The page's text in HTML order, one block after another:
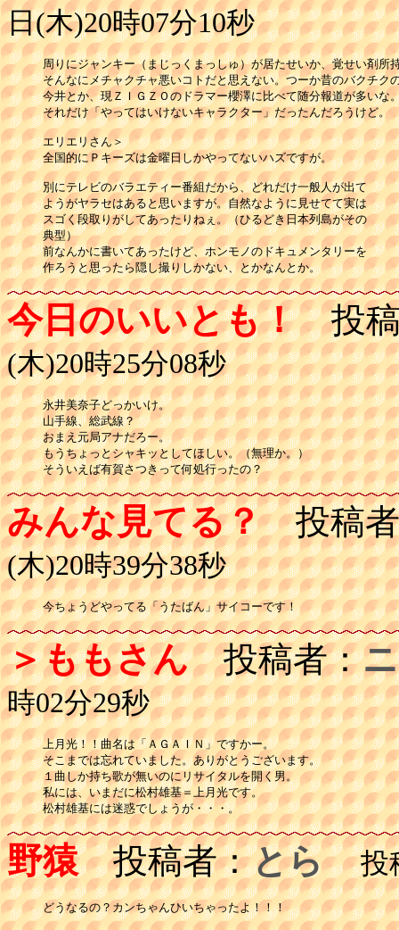
日(木)20時07分10秒
周りにジャンキー（まじっくまっしゅ）が居たせいか、覚せい剤所
そんなにメチャクチャ悪いコトだと思えない。つーか昔のバクチク
今井とか、現ＺＩＧＺＯのドラマー櫻澤に比べて随分報道が多いな
それだけ「やってはいけないキャラクター」だったんだろうけど。
エリエリさん＞
全国的にＰキーズは金曜日しかやってないハズですが。
別にテレビのバラエティー番組だから、どれだけ一般人が出て
ようがヤラセはあると思いますが。自然なように見せてて実は
スゴく段取りがしてあったりねぇ。（ひるどき日本列島がその
典型）
前なんかに書いてあったけど、ホンモノのドキュメンタリーを
作ろうと思ったら隠し撮りしかない、とかなんとか。
今日のいいとも！投稿
(木)20時25分08秒
永井美奈子どっかいけ。
山手線、総武線？
おまえ元局アナだろー。
もうちょっとシャキッとしてほしい。（無理か。）
そういえば有賀さつきって何処行ったの？
みんな見てる？投稿
(木)20時39分38秒
＞ももさん投稿者：
時02分29秒
上月光！！曲名は「ＡＧＡＩＮ」ですかー。
そこまでは忘れていました。ありがとうございます。
１曲しか持ち歌が無いのにリサイタルを開く男。
私には、いまだに松村雄基＝上月光です。
松村雄基には迷惑でしょうが・・・。
野猿投稿者：とら 投稿
どうなるの？カンちゃんひいちゃったよ！！！